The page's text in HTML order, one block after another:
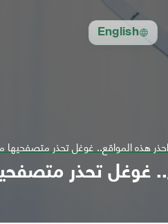
English
احذر هذه المواقع.. غوغل تحذر متصفحيها
غوغل تحذر